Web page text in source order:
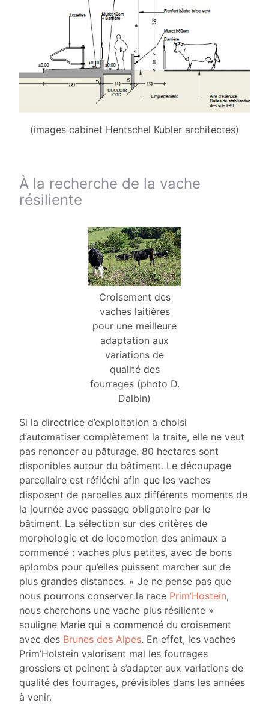
(images cabinet Hentschel Kubler architectes)
À la recherche de la vache
résiliente
Croisement des
vaches laitières
pour une meilleure
adaptation aux
variations de
qualité des
fourrages (photo D.
Dalbin)
Si la directrice d’exploitation a choisi
d’automatiser complètement la traite, elle ne veut
pas renoncer au pâturage. 80 hectares sont
disponibles autour du bâtiment. Le découpage
parcellaire est réfléchi afin que les vaches
disposent de parcelles aux différents moments de
la journée avec passage obligatoire par le
bâtiment. La sélection sur des critères de
morphologie et de locomotion des animaux a
commencé : vaches plus petites, avec de bons
aplombs pour qu’elles puissent marcher sur de
plus grandes distances. « Je ne pense pas que
nous pourrons conserver la race Prim’Hostein,
nous cherchons une vache plus résiliente »
souligne Marie qui a commencé du croisement
avec des Brunes des Alpes. En effet, les vaches
Prim’Holstein valorisent mal les fourrages
grossiers et peinent à s’adapter aux variations de
qualité des fourrages, prévisibles dans les années
à venir.